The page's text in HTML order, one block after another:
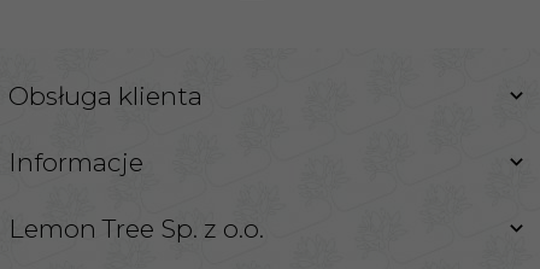
Obsługa klienta
Informacje
Lemon Tree Sp. z o.o.